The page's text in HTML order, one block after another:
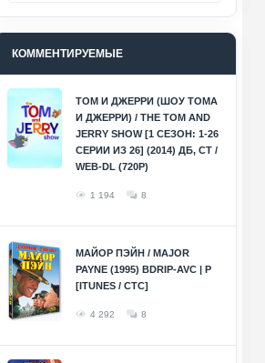
КОММЕНТИРУЕМЫЕ
ТОМ И ДЖЕРРИ (ШОУ ТОМА
И ДЖЕРРИ) / THE TOM AND
JERRY SHOW [1 СЕЗОН: 1-26
СЕРИИ ИЗ 26] (2014) ДБ, СТ /
WEB-DL (720P)
1 194 8
МАЙОР ПЭЙН / MAJOR
PAYNE (1995) BDRIP-AVC | P
[ITUNES / СТС]
4 292 8